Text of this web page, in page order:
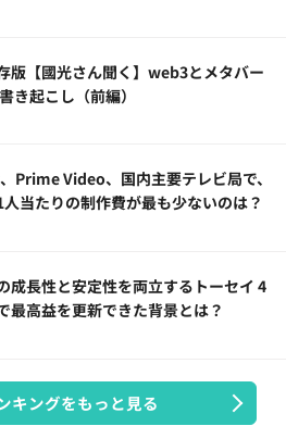
版【國光さん聞く】web3とメタバー
き起こし（前編）
Prime Video、国内主要テレビ局で、
当たりの制作費が最も少ないのは？
成長性と安定性を両立するトーセイ 4
最高益を更新できた背景とは？
キングをもっと見る